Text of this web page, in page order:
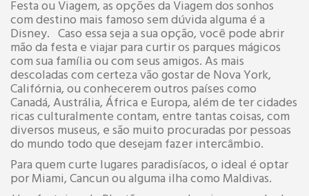
Festa ou Viagem, as opções da Viagem dos sonhos
com destino mais famoso sem dúvida alguma é a
Disney. Caso essa seja a sua opção, você pode abrir
mão da festa e viajar para curtir os parques mágicos
com sua família ou com seus amigos. As mais
descoladas com certeza vão gostar de Nova York,
Califórnia, ou conhecerem outros países como
Canadá, Austrália, África e Europa, além de ter cidades
ricas culturalmente contam, entre tantas coisas, com
diversos museus, e são muito procuradas por pessoas
do mundo todo que desejam fazer intercâmbio.
Para quem curte lugares paradisíacos, o ideal é optar
por Miami, Cancun ou alguma ilha como Maldivas.